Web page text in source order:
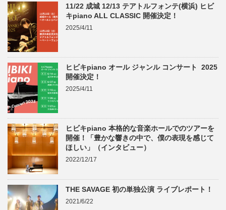
11/22 成城 12/13 テアトルフォンテ(横浜) ヒビ
キpiano ALL CLASSIC 開催決定！
2025/4/11
ヒビキpiano オール ジャンル コンサート 2025
開催決定！
2025/4/11
ヒビキpiano 本格的な音楽ホールでのツアーを
開催！「豊かな響きの中で、僕の表現を感じて
ほしい」（インタビュー）
2022/12/17
THE SAVAGE 初の単独公演 ライブレポート！
2021/6/22